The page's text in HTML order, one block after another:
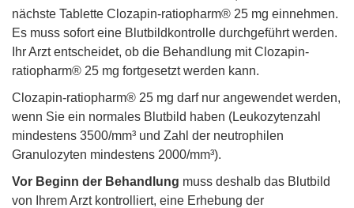
nächste Tablette Clozapin-ratiopharm® 25 mg einnehmen.
Es muss sofort eine Blutbildkontrolle durchgeführt werden.
Ihr Arzt entscheidet, ob die Behandlung mit Clozapin-
ratiopharm® 25 mg fortgesetzt werden kann.
Clozapin-ratiopharm® 25 mg darf nur angewendet werden,
wenn Sie ein normales Blutbild haben (Leukozytenzahl
mindestens 3500/mm³ und Zahl der neutrophilen
Granulozyten mindestens 2000/mm³).
Vor Beginn der Behandlung muss deshalb das Blutbild
von Ihrem Arzt kontrolliert, eine Erhebung der